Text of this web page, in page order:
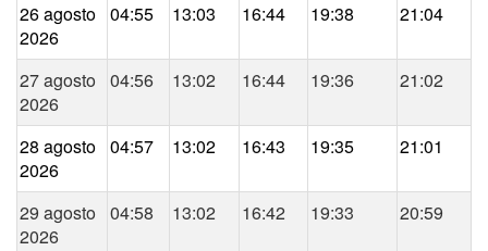
26 agosto
2026
04:55 13:03 16:44 19:38 21:04
27 agosto
2026
04:56 13:02 16:44 19:36 21:02
28 agosto
2026
04:57 13:02 16:43 19:35 21:01
29 agosto
2026
04:58 13:02 16:42 19:33 20:59